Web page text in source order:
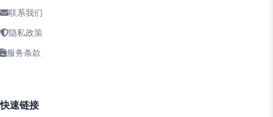
联系我们
隐私政策
服务条款
快速链接